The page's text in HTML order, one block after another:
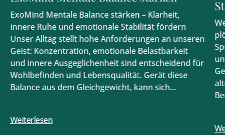
ExoMind Mentale Balance stärken – Klarheit,
innere Ruhe und emotionale Stabilität fördern
Unser Alltag stellt hohe Anforderungen an unseren
Geist: Konzentration, emotionale Belastbarkeit
und innere Ausgeglichenheit sind entscheidend für
Wohlbefinden und Lebensqualität. Gerät diese
Balance aus dem Gleichgewicht, kann sich...
Weiterlesen